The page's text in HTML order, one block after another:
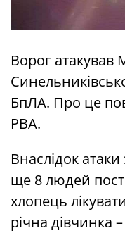
Ворог атакував
БпЛА. Про це
РВА.
Внаслідок
ще 8 людей
хлопець
річна дівчинка